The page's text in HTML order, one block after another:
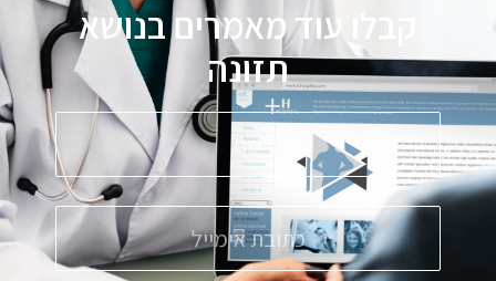
קבלו עוד מאמרים בנושא
תזונה